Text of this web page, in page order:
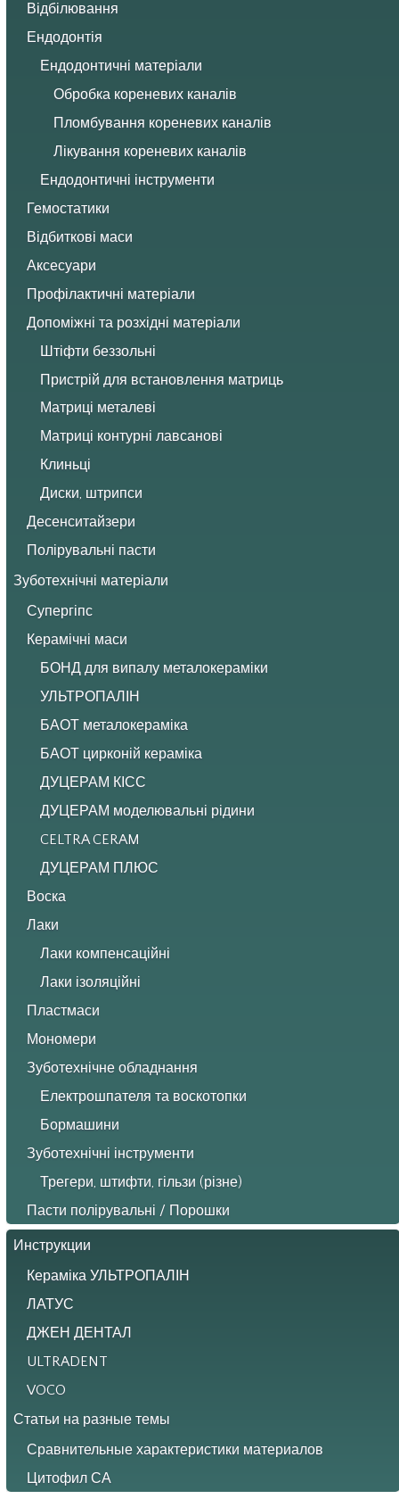
Відбілювання
Ендодонтія
Ендодонтичні матеріали
Обробка кореневих каналів
Пломбування кореневих каналів
Лікування кореневих каналів
Ендодонтичні інструменти
Гемостатики
Відбиткові маси
Аксесуари
Профілактичні матеріали
Допоміжні та розхідні матеріали
Штіфти беззольні
Пристрій для встановлення матриць
Матриці металеві
Матриці контурні лавсанові
Клиньці
Диски, штрипси
Десенситайзери
Полірувальні пасти
Зуботехнічні матеріали
Супергіпс
Керамічні маси
БОНД для випалу металокераміки
УЛЬТРОПАЛІН
БАОТ металокераміка
БАОТ цирконій кераміка
ДУЦЕРАМ КІСС
ДУЦЕРАМ моделювальні рідини
CELTRA CERAM
ДУЦЕРАМ ПЛЮС
Воска
Лаки
Лаки компенсаційні
Лаки ізоляційні
Пластмаси
Мономери
Зуботехнічне обладнання
Електрошпателя та воскотопки
Бормашини
Зуботехнічні інструменти
Трегери, штифти, гільзи (різне)
Пасти полірувальні / Порошки
Инструкции
Кераміка УЛЬТРОПАЛІН
ЛАТУС
ДЖЕН ДЕНТАЛ
ULTRADENT
VOCO
Статьи на разные темы
Сравнительные характеристики материалов
Цитофил СА